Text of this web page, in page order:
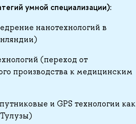
умной специализации):
нанотехнологий в
(переход от
производства к медицинским
и GPS технологии как